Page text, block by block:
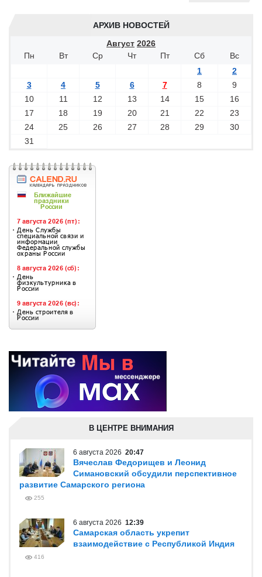
АРХИВ НОВОСТЕЙ
Август 2026
Пн
Вт Ср Чт Пт Сб
Вс
1
2
3
4 5 6 7 8
9
10
11 12 13 14 15
16
17
18 19 20 21 22
23
24
25 26 27 28 29
30
31
В ЦЕНТРЕ ВНИМАНИЯ
6 августа 2026 20:47
Вячеслав Федорищев и Леонид
Симановский обсудили перспективное
развитие Самарского региона
255
6 августа 2026 12:39
Самарская область укрепит
взаимодействие с Республикой Индия
416